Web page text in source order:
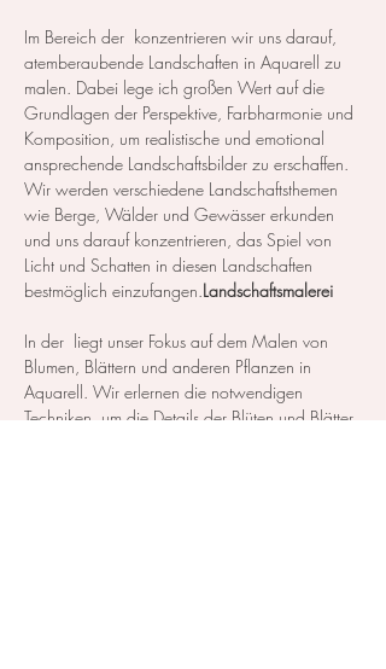
Im Bereich der konzentrieren wir uns darauf,
atemberaubende Landschaften in Aquarell zu
malen. Dabei lege ich großen Wert auf die
Grundlagen der Perspektive, Farbharmonie und
Komposition, um realistische und emotional
ansprechende Landschaftsbilder zu erschaffen.
Wir werden verschiedene Landschaftsthemen
wie Berge, Wälder und Gewässer erkunden
und uns darauf konzentrieren, das Spiel von
Licht und Schatten in diesen Landschaften
bestmöglich einzufangen.Landschaftsmalerei
In der
liegt unser Fokus auf dem Malen von
Blumen, Blättern und anderen Pflanzen in
Aquarell. Wir erlernen die notwendigen
Techniken, um die Details der Blüten und Blätter